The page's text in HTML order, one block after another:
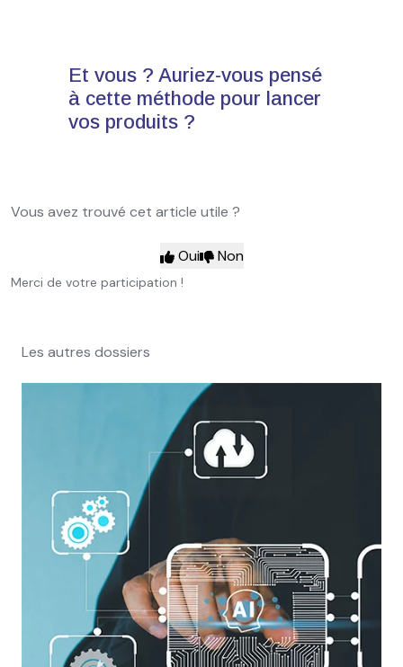
Et vous ? Auriez-vous pensé
à cette méthode pour lancer
vos produits ?
Vous avez trouvé cet article utile ?
Oui Non
Merci de votre participation !
Les autres dossiers